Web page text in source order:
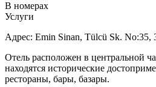
В номерах
Услуги
Адрес: Emin Sinan, Tülcü Sk. No:35,
Отель расположен в центральной
находятся исторические
рестораны, бары, базары.